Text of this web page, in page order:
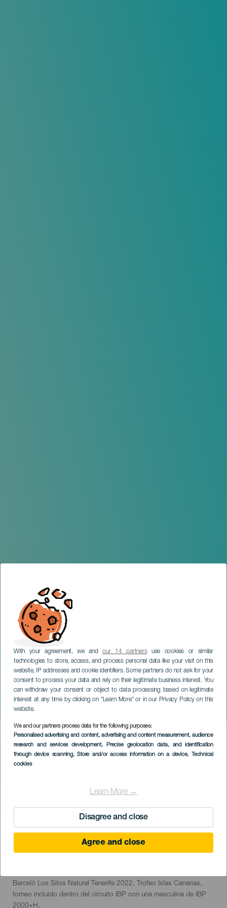
With your agreement, we andour 14 partnersuse cookies or similar
technologies to store, access, and process personal data like your visit on this
website, IP addresses and cookie identifiers. Some partners do not ask for your
consent to process your data and rely on their legitimate business interest. You
can withdraw your consent or object to data processing based on legitimate
interest at any time by clicking on “Learn More” or in our Privacy Policy on this
website.
We and our partners process data for the following purposes:
Personalised advertising and content, advertising and content measurement, audience
research and services development, Precise geolocation data, and identification
through device scanning, Store and/or access information on a device, Technical
cookies
Learn More →
Disagree and close
Agree and close
OPEN BARCELÓ “LOS
SILOS NATURAL,
TENERIFE 2022”
TENERIFFA
Imagen
Listado
TOTEUTUNUT TAPAHTUMA
31 August to 3 September
del
evento
Barceló Los Silos Natural Tenerife 2022, Trofeo Islas Canarias,
torneo incluido dentro del circuito IBP con una masculina de IBP
2000+H.